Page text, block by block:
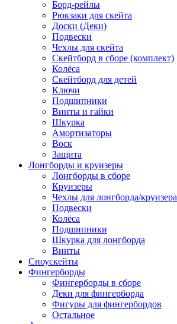
Борд-рейлы
Рюкзаки для скейта
Доски (Деки)
Подвески
Чехлы для скейта
Скейтборд в сборе (комплект)
Колёса
Скейтборд для детей
Ключи
Подшипники
Винты и гайки
Шкурка
Амортизаторы
Воск
Защита
Лонгборды и круизеры
Лонгборды в сборе
Круизеры
Чехлы для лонгборда/круизера
Подвески
Колёса
Подшипники
Шкурка для лонгборда
Винты
Сноускейты
Фингерборды
Фингерборды в сборе
Деки для фингерборда
Фигуры для фингербордов
Остальное